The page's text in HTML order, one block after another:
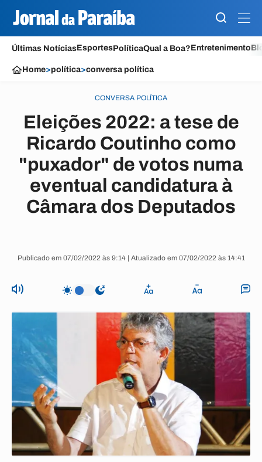
Últimas NotíciasEsportesPolíticaQual a Boa?Entretenimento
Home>política>conversa política
CONVERSA POLÍTICA
Eleições 2022: a tese de
Ricardo Coutinho como
"puxador" de votos numa
eventual candidatura à
Câmara dos Deputados
Publicado em 07/02/2022 às 9:14 | Atualizado em 07/02/2022 às 14:41